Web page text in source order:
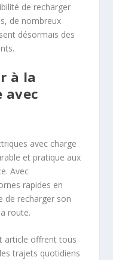
de recharger
de nombreux
désormais des
à la
avec charge
et pratique aux
Avec
rapides en
de recharger son
route.
article offrent tous
trajets quotidiens